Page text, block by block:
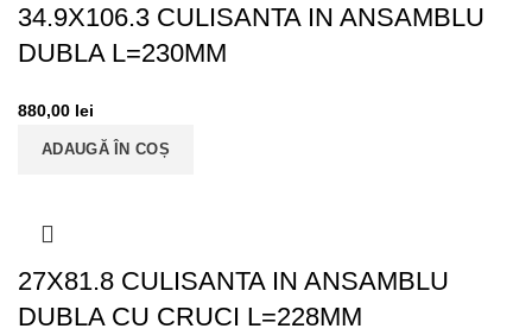
34.9X106.3 CULISANTA IN ANSAMBLU
DUBLA L=230MM
880,00 lei
ADAUGĂ ÎN COȘ
27X81.8 CULISANTA IN ANSAMBLU
DUBLA CU CRUCI L=228MM